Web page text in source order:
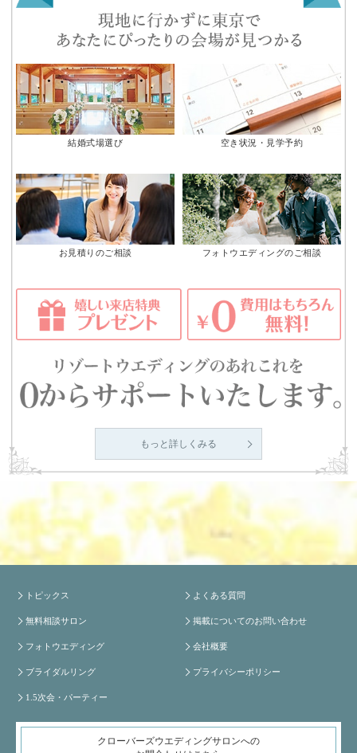
結婚式場選び 空き状況・見学予約
お見積りのご相談 フォトウエディングのご相談
もっと詳しくみる
トピックス
無料相談サロン
フォトウエディング
ブライダルリング
1.5次会・パーティー
よくある質問
掲載についてのお問い合わせ
会社概要
プライバシーポリシー
クローバーズウエディングサロンへの